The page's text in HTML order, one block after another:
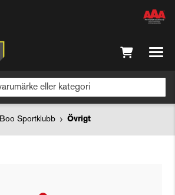
Boo Sportklubb Övrigt